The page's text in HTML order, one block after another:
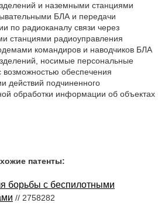
и наземными станциями
БЛА и передачи
по радиоканалу связи через
станциями радиоуправления
командиров и наводчиков БЛА
носимые персональные
обеспечения
действий подчиненного
обработки информации об объектах
патенты:
борьбы с беспилотными
// 2758282